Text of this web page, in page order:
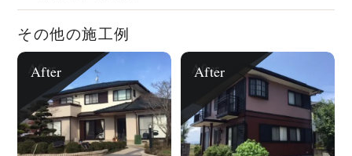
その他の施工例
After After